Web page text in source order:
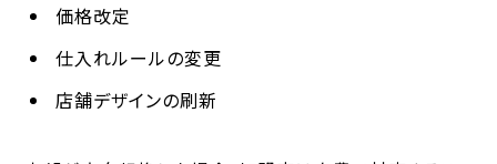
価格改定
仕入れルールの変更
店舗デザインの刷新